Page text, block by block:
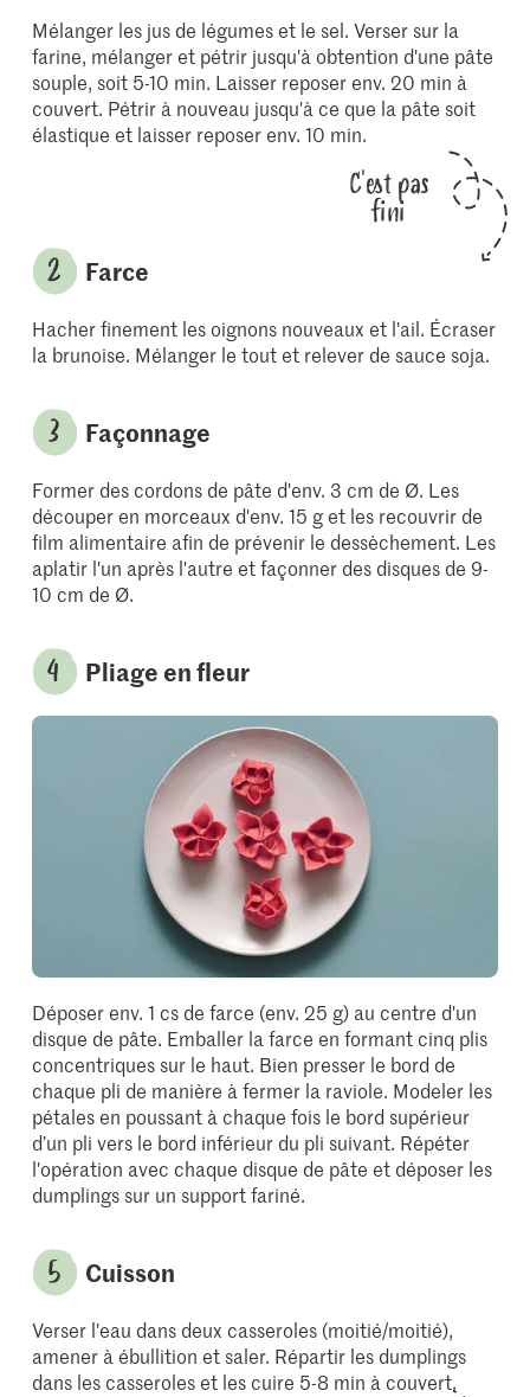
Mélanger les jus de légumes et le sel. Verser sur la
farine, mélanger et pétrir jusqu'à obtention d'une pâte
souple, soit 5-10 min. Laisser reposer env. 20 min à
couvert. Pétrir à nouveau jusqu'à ce que la pâte soit
élastique et laisser reposer env. 10 min.
C'est pas
fini
Farce
Hacher finement les oignons nouveaux et l'ail. Écraser
la brunoise. Mélanger le tout et relever de sauce soja.
Façonnage
Former des cordons de pâte d'env. 3 cm de Ø. Les
découper en morceaux d'env. 15 g et les recouvrir de
film alimentaire afin de prévenir le dessèchement. Les
aplatir l'un après l'autre et façonner des disques de 9-
10 cm de Ø.
Pliage en fleur
Déposer env. 1 cs de farce (env. 25 g) au centre d'un
disque de pâte. Emballer la farce en formant cinq plis
concentriques sur le haut. Bien presser le bord de
chaque pli de manière à fermer la raviole. Modeler les
pétales en poussant à chaque fois le bord supérieur
d’un pli vers le bord inférieur du pli suivant. Répéter
l'opération avec chaque disque de pâte et déposer les
dumplings sur un support fariné.
Cuisson
Verser l'eau dans deux casseroles (moitié/moitié),
amener à ébullition et saler. Répartir les dumplings
dans les casseroles et les cuire 5-8 min à couvert.